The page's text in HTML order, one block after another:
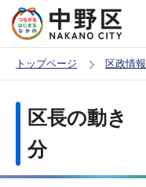
の
ー
トップページ 区政情報
か
区長の動き
分